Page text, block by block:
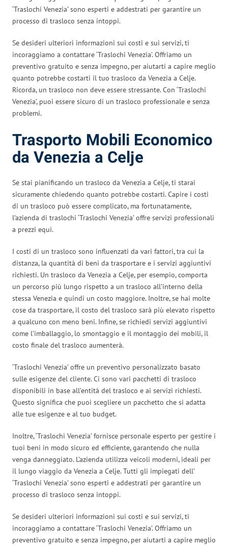
‘Traslochi Venezia’ sono esperti e addestrati per garantire un
processo di trasloco senza intoppi.
Se desideri ulteriori informazioni sui costi e sui servizi, ti
incoraggiamo a contattare ‘Traslochi Venezia’. Offriamo un
preventivo gratuito e senza impegno, per aiutarti a capire meglio
quanto potrebbe costarti il tuo trasloco da Venezia a Celje.
Ricorda, un trasloco non deve essere stressante. Con ‘Traslochi
Venezia’, puoi essere sicuro di un trasloco professionale e senza
problemi.
Trasporto Mobili Economico
da Venezia a Celje
Se stai pianificando un trasloco da Venezia a Celje, ti starai
sicuramente chiedendo quanto potrebbe costarti. Capire i costi
di un trasloco può essere complicato, ma fortunatamente,
l’azienda di traslochi ‘Traslochi Venezia’ offre servizi professionali
a prezzi equi.
I costi di un trasloco sono influenzati da vari fattori, tra cui la
distanza, la quantità di beni da trasportare e i servizi aggiuntivi
richiesti. Un trasloco da Venezia a Celje, per esempio, comporta
un percorso più lungo rispetto a un trasloco all’interno della
stessa Venezia e quindi un costo maggiore. Inoltre, se hai molte
cose da trasportare, il costo del trasloco sarà più elevato rispetto
a qualcuno con meno beni. Infine, se richiedi servizi aggiuntivi
come l’imballaggio, lo smontaggio e il montaggio dei mobili, il
costo finale del trasloco aumenterà.
‘Traslochi Venezia’ offre un preventivo personalizzato basato
sulle esigenze del cliente. Ci sono vari pacchetti di trasloco
disponibili in base all’entità del trasloco e ai servizi richiesti.
Questo significa che puoi scegliere un pacchetto che si adatta
alle tue esigenze e al tuo budget.
Inoltre, ‘Traslochi Venezia’ fornisce personale esperto per gestire i
tuoi beni in modo sicuro ed efficiente, garantendo che nulla
venga danneggiato. L’azienda utilizza veicoli moderni, ideali per
il lungo viaggio da Venezia a Celje. Tutti gli impiegati dell’
‘Traslochi Venezia’ sono esperti e addestrati per garantire un
processo di trasloco senza intoppi.
Se desideri ulteriori informazioni sui costi e sui servizi, ti
incoraggiamo a contattare ‘Traslochi Venezia’. Offriamo un
preventivo gratuito e senza impegno, per aiutarti a capire meglio